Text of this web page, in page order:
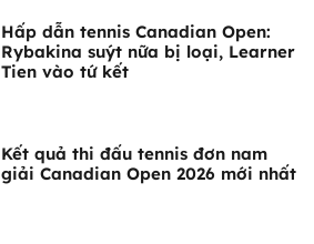
Hấp dẫn tennis Canadian Open:
Rybakina suýt nữa bị loại, Learner
Tien vào tứ kết
Kết quả thi đấu tennis đơn nam
giải Canadian Open 2026 mới nhất